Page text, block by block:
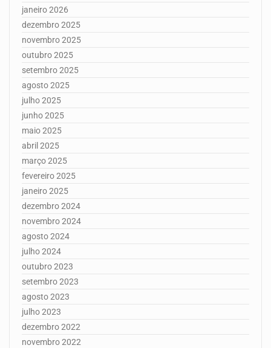
janeiro 2026
dezembro 2025
novembro 2025
outubro 2025
setembro 2025
agosto 2025
julho 2025
junho 2025
maio 2025
abril 2025
março 2025
fevereiro 2025
janeiro 2025
dezembro 2024
novembro 2024
agosto 2024
julho 2024
outubro 2023
setembro 2023
agosto 2023
julho 2023
dezembro 2022
novembro 2022